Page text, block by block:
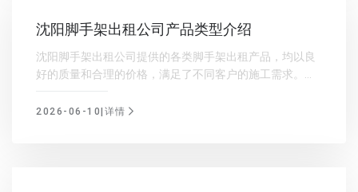
沈阳脚手架出租公司产品类型介绍
沈阳脚手架出租公司提供的各类脚手架出租产品，均以良
好的质量和合理的价格，满足了不同客户的施工需求。在
产品的研发和创新，为客户提供更加优质的服务。
2026-06-10|详情